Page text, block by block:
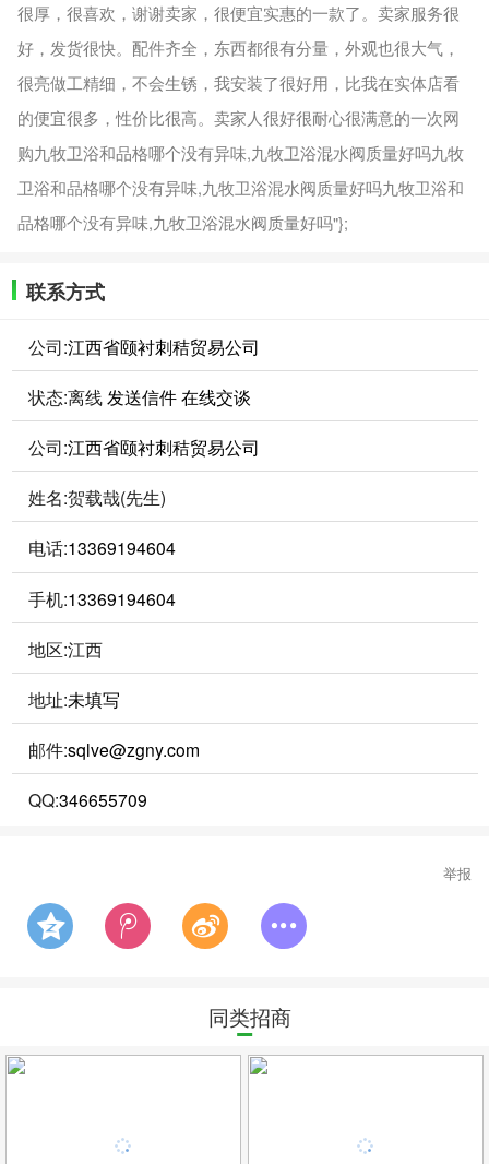
很厚，很喜欢，谢谢卖家，很便宜实惠的一款了。卖家服务很
好，发货很快。配件齐全，东西都很有分量，外观也很大气，
很亮做工精细，不会生锈，我安装了很好用，比我在实体店看
的便宜很多，性价比很高。卖家人很好很耐心很满意的一次网
购九牧卫浴和品格哪个没有异味,九牧卫浴混水阀质量好吗九牧
卫浴和品格哪个没有异味,九牧卫浴混水阀质量好吗九牧卫浴和
品格哪个没有异味,九牧卫浴混水阀质量好吗"};
联系方式
公司:江西省颐衬刺秸贸易公司
状态:离线 发送信件在线交谈
公司:江西省颐衬刺秸贸易公司
姓名:贺载哉(先生)
电话:13369194604
手机:13369194604
地区:江西
地址:未填写
邮件:sqlve@zgny.com
QQ:346655709
举报
同类招商